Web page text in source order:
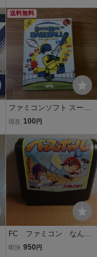
トライフォース 他
送料無料
ファミコンソフト スーパ
ーリアルベースボール88
現在 100 円
FC ファミコン なんて
ったって!！ベースボー
即決 950 円